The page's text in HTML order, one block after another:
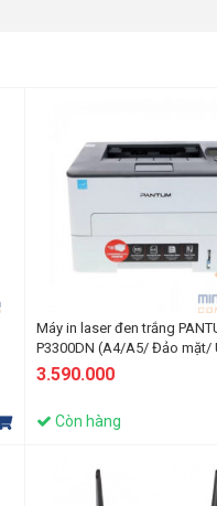
Máy in laser đen trắng
P3300DN (A4/A5/ Đảo mặt/
3.590.000
Còn hàng